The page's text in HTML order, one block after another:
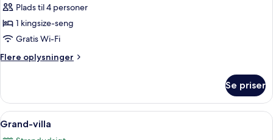
Plads til 4 personer
1 kingsize-seng
Gratis Wi-Fi
Flere oplysninger
Flere
Se priser
Indlæs
alle
Et moderne udendørs badeværelse
6
Grand-villa